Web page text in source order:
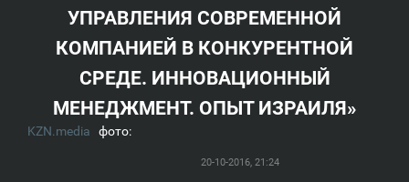
УПРАВЛЕНИЯ СОВРЕМЕННОЙ
КОМПАНИЕЙ В КОНКУРЕНТНОЙ
СРЕДЕ. ИННОВАЦИОННЫЙ
МЕНЕДЖМЕНТ. ОПЫТ ИЗРАИЛЯ»
KZN.media фото:
20-10-2016, 21:24